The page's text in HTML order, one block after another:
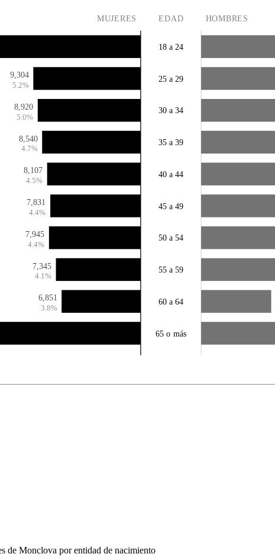
MUJERES EDAD HOMBRES
18 a 24
9,304
5.2%
25 a 29
8,920
5.0%
30 a 34
8,540
4.7%
35 a 39
8,107
4.5%
40 a 44
7,831
4.4%
45 a 49
7,945
4.4%
50 a 54
7,345
4.1%
55 a 59
6,851
3.8%
60 a 64
65 o más
de Monclova por entidad de nacimiento